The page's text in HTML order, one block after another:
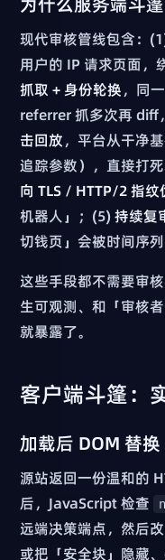
现代审核管线包含：
用户的 IP 请求页面，
抓取 + 身份轮换，同
referrer 抓多次再 diff
击回放，平台从干净
追踪参数），直接打
向 TLS / HTTP/2 指纹
机器人」；(5)持续复
切钱页」会被时间序列
这些手段都不需要审
生可观测、和「审核
就暴露了。
客户端斗篷：
加载后 DOM 替换
源站返回一份温和的
后，JavaScript 检查
远端决策端点，然后
或把「安全块」隐藏